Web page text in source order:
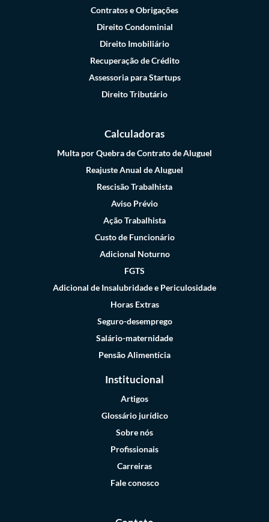
Contratos e Obrigações
Direito Condominial
Direito Imobiliário
Recuperação de Crédito
Assessoria para Startups
Direito Tributário
Calculadoras
Multa por Quebra de Contrato de Aluguel
Reajuste Anual de Aluguel
Rescisão Trabalhista
Aviso Prévio
Ação Trabalhista
Custo de Funcionário
Adicional Noturno
FGTS
Adicional de Insalubridade e Periculosidade
Horas Extras
Seguro-desemprego
Salário-maternidade
Pensão Alimentícia
Institucional
Artigos
Glossário jurídico
Sobre nós
Profissionais
Carreiras
Fale conosco